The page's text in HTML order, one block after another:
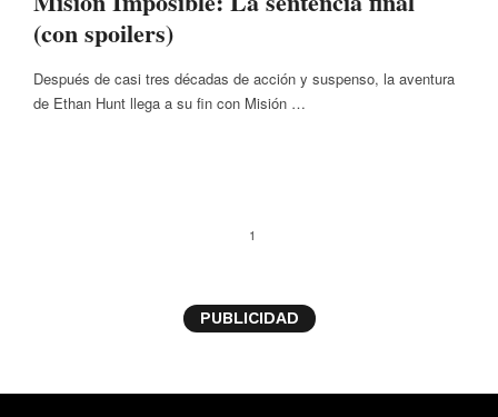
(con spoilers)
Después de casi tres décadas de acción y suspenso, la aventura
de Ethan Hunt llega a su fin con Misión …
1
PUBLICIDAD